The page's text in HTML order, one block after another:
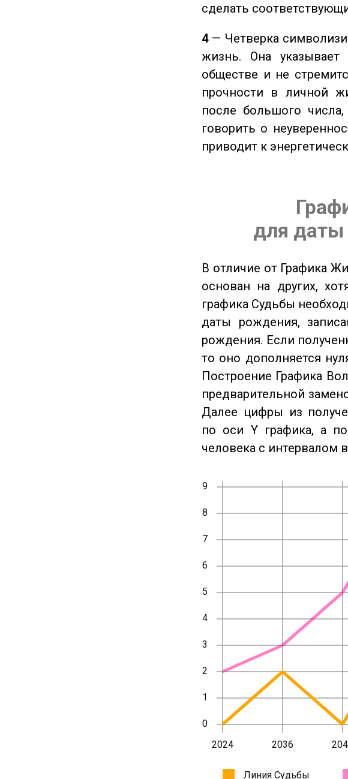
сделать
4— Четверка
жизнь. Она
обществе и не
прочности в личной
после большого
говорить о
приводит к
для
В отличие от Графика
основан на других,
графика Судьбы
даты рождения,
рождения. Если
то оно дополняется
Построение Графика
предварительной
Далее цифры из
по оси Y графика, а
человека с интервалом